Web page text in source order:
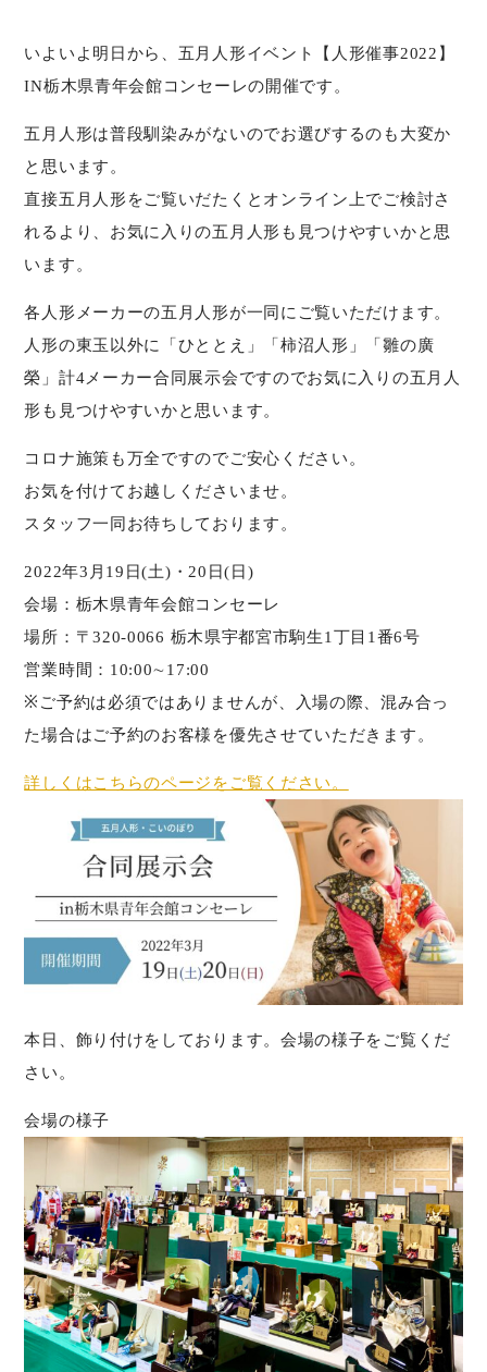
いよいよ明日から、五月人形イベント【人形催事2022】
IN栃木県青年会館コンセーレの開催です。
五月人形は普段馴染みがないのでお選びするのも大変か
と思います。
直接五月人形をご覧いだたくとオンライン上でご検討さ
れるより、お気に入りの五月人形も見つけやすいかと思
います。
各人形メーカーの五月人形が一同にご覧いただけます。
人形の東玉以外に「ひととえ」「柿沼人形」「雛の廣
榮」計4メーカー合同展示会ですのでお気に入りの五月人
形も見つけやすいかと思います。
コロナ施策も万全ですのでご安心ください。
お気を付けてお越しくださいませ。
スタッフ一同お待ちしております。
2022年3月19日(土)・20日(日)
会場：栃木県青年会館コンセーレ
場所：〒320-0066 栃木県宇都宮市駒生1丁目1番6号
営業時間：10:00∼17:00
※ご予約は必須ではありませんが、入場の際、混み合っ
た場合はご予約のお客様を優先させていただきます。
詳しくはこちらのページをご覧ください。
本日、飾り付けをしております。会場の様子をご覧くだ
さい。
会場の様子